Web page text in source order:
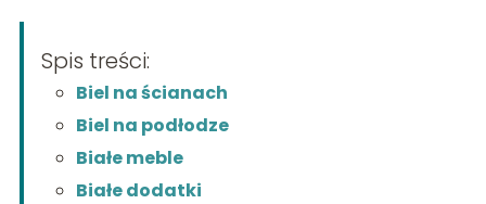
Spis treści:
Biel na ścianach
Biel na podłodze
Białe meble
Białe dodatki